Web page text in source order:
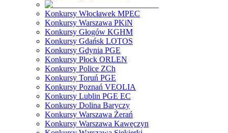
Konkursy Włocławek MPEC
Konkursy Warszawa PKiN
Konkursy Głogów KGHM
Konkursy Gdańsk LOTOS
Konkursy Gdynia PGE
Konkursy Płock ORLEN
Konkursy Police ZCh
Konkursy Toruń PGE
Konkursy Poznań VEOLIA
Konkursy Lublin PGE EC
Konkursy Dolina Baryczy
Konkursy Warszawa Żerań
Konkursy Warszawa Kawęczyn